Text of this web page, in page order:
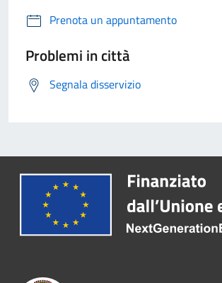
Prenota un appuntamento
Problemi in città
Segnala disservizio